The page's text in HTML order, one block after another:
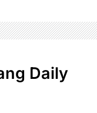
Daily